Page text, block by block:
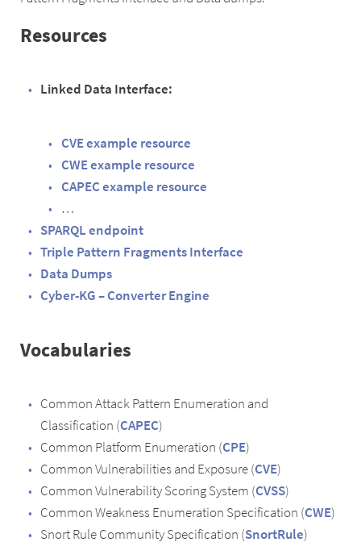
Resources
Linked Data Interface:
CVE example resource
CWE example resource
CAPEC example resource
…
SPARQL endpoint
Triple Pattern Fragments Interface
Data Dumps
Cyber-KG – Converter Engine
Vocabularies
Common Attack Pattern Enumeration and
Classification (CAPEC)
Common Platform Enumeration (CPE)
Common Vulnerabilities and Exposure (CVE)
Common Vulnerability Scoring System (CVSS)
Common Weakness Enumeration Specification (CWE)
Snort Rule Community Specification (SnortRule)